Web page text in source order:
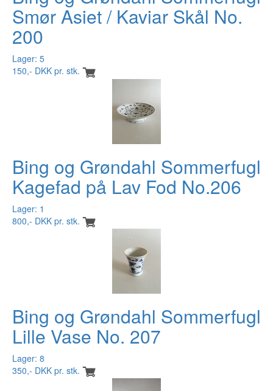
Smør Asiet / Kaviar Skål No.
200
Lager: 5
150,- DKK pr. stk.
Bing og Grøndahl Sommerfugl
Kagefad på Lav Fod No.206
Lager: 1
800,- DKK pr. stk.
Bing og Grøndahl Sommerfugl
Lille Vase No. 207
Lager: 8
350,- DKK pr. stk.